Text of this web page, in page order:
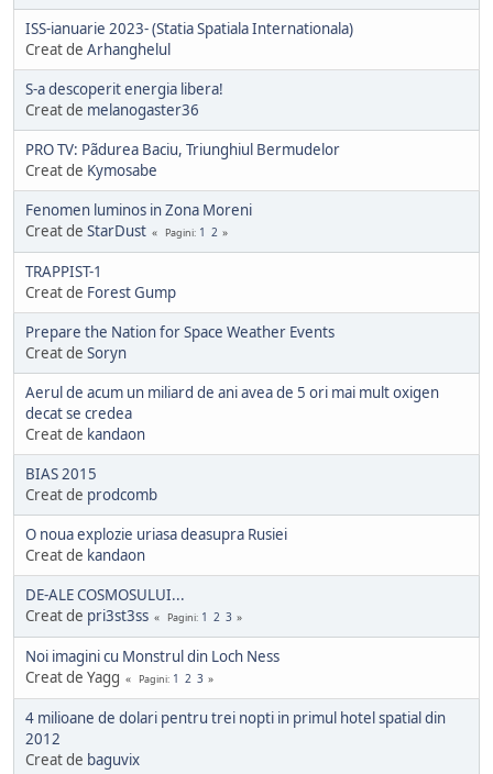
ISS-ianuarie 2023- (Statia Spatiala Internationala)
Creat de Arhanghelul
S-a descoperit energia libera!
Creat de melanogaster36
PRO TV: Pãdurea Baciu, Triunghiul Bermudelor
Creat de Kymosabe
Fenomen luminos in Zona Moreni
Creat de StarDust Pagini 1 2
TRAPPIST-1
Creat de Forest Gump
Prepare the Nation for Space Weather Events
Creat de Soryn
Aerul de acum un miliard de ani avea de 5 ori mai mult oxigen
decat se credea
Creat de kandaon
BIAS 2015
Creat de prodcomb
O noua explozie uriasa deasupra Rusiei
Creat de kandaon
DE-ALE COSMOSULUI...
Creat de pri3st3ss Pagini 1 2 3
Noi imagini cu Monstrul din Loch Ness
Creat de Yagg
Pagini 1 2 3
4 milioane de dolari pentru trei nopti in primul hotel spatial din
2012
Creat de baguvix